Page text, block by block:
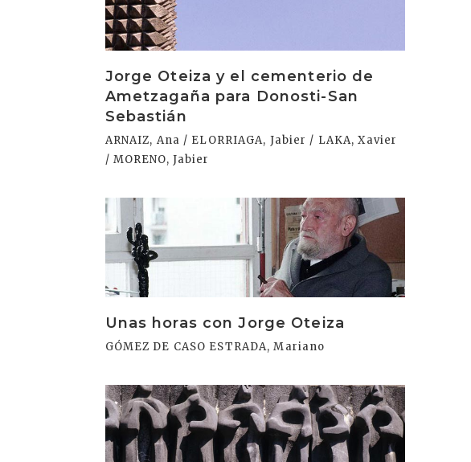
Jorge Oteiza y el cementerio de
Ametzagaña para Donosti-San
Sebastián
ARNAIZ, Ana / ELORRIAGA, Jabier / LAKA, Xavier
/ MORENO, Jabier
Unas horas con Jorge Oteiza
GÓMEZ DE CASO ESTRADA, Mariano
Irakurri
Irakurri